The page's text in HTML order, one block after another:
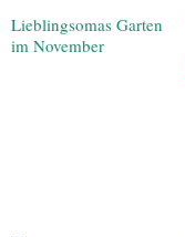
Lieblingsomas Garten
im November